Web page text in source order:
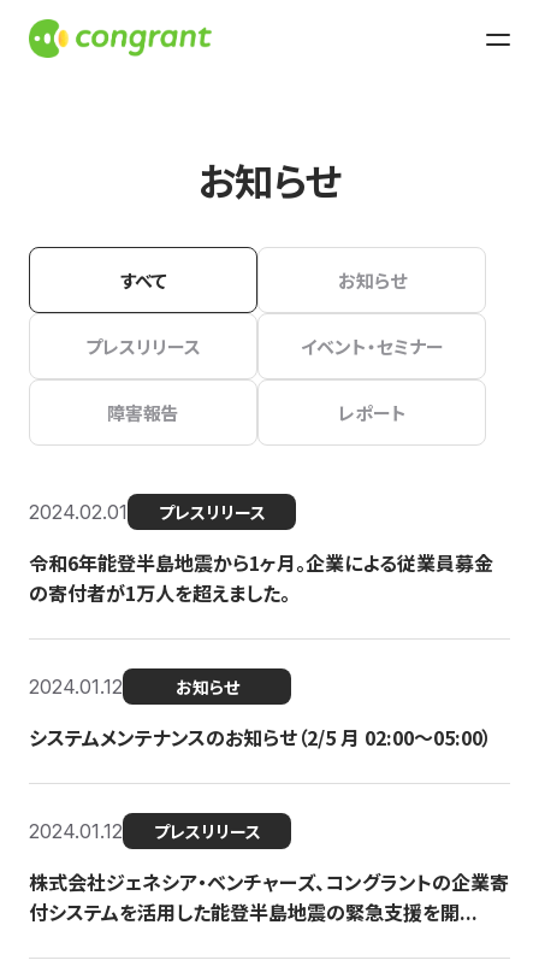
お知らせ
すべて お知らせ
プレスリリース イベント・セミナー
障害報告 レポート
2024.02.01 プレスリリース
令和6年能登半島地震から1ヶ月。企業による従業員募金
の寄付者が1万人を超えました。
2024.01.12 お知らせ
システムメンテナンスのお知らせ（2/5 月 02:00〜05:00）
2024.01.12 プレスリリース
株式会社ジェネシア・ベンチャーズ、コングラントの企業寄
付システムを活用した能登半島地震の緊急支援を開...